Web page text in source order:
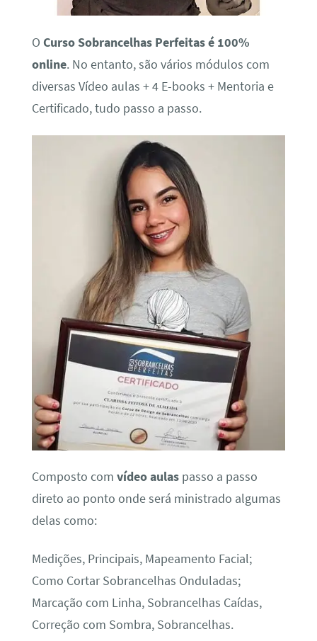
O Curso Sobrancelhas Perfeitas é 100%
online. No entanto, são vários módulos com
diversas Vídeo aulas + 4 E-books + Mentoria e
Certificado, tudo passo a passo.
Composto com vídeo aulaspasso a passo
direto ao ponto onde será ministrado algumas
delas como:
Medições, Principais, Mapeamento Facial;
Como Cortar Sobrancelhas Onduladas;
Marcação com Linha, Sobrancelhas Caídas,
Correção com Sombra, Sobrancelhas.